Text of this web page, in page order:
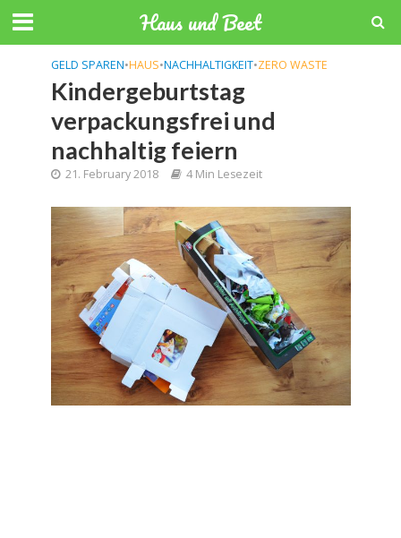
Haus und Beet
GELD SPAREN•HAUS•NACHHALTIGKEIT•ZERO WASTE
Kindergeburtstag
verpackungsfrei und
nachhaltig feiern
21. February 2018 4 Min Lesezeit